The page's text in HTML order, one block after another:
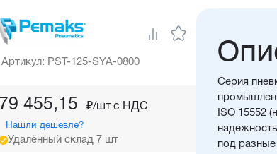
Артикул: PST-125-SYA-0800
79 455,15 ₽/шт c НДС
Нашли дешевле?
Удалённый склад 7 шт
Серия
ISO 15552
под разные